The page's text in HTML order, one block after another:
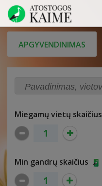
APGYVENDINIMAS
Miegamų vietų skaičius
Min gandrų skaičius